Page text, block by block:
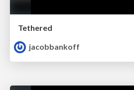
Tethered
jacobbankoff